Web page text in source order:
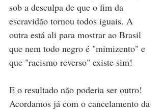
sob a desculpa de que o fim da
escravidão tornou todos iguais. A
outra está ali para mostrar ao Brasil
que nem todo negro é "mimizento" e
que "racismo reverso" existe sim!
E o resultado não poderia ser outro!
Acordamos já com o cancelamento da